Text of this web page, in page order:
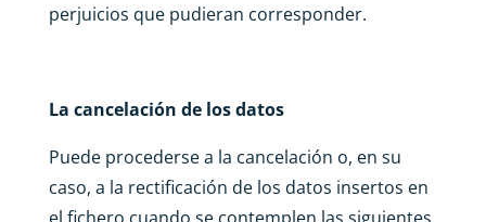
perjuicios que pudieran corresponder.
La cancelación de los datos
Puede procederse a la cancelación o, en su
caso, a la rectificación de los datos insertos en